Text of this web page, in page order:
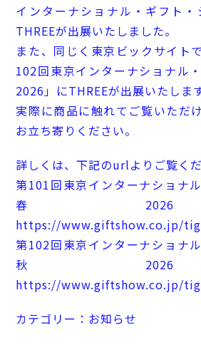
インターナショナル・ギフト
THREEが出展いたしました。
また、同じく東京ビックサイト
102回東京インターナショナル
2026」にTHREEが出展いたします
実際に商品に触れてご覧いただ
お立ち寄りください。
詳しくは、下記のurlよりご覧くだ
第101回東京インターナショナ
春
https://www.giftshow.co.jp/
第102回東京インターナショナ
秋
https://www.giftshow.co.jp/
カテゴリー： お知らせ